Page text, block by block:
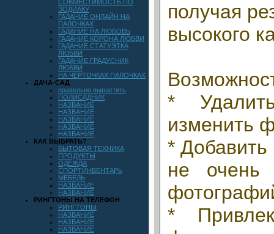
СОВМЕСТИМОСТЬ ПО
ЗОДИАКУ
ГАДАНИЕ ОНЛАЙН НА
ПАЛОЧКАХ
ГАДАНИЕ НА ЛЮБОВЬ
ГАДАНИЕ КОРОНА ЛЮБВИ
ГАДАНИЕ СТАТУЭТКА
ЛЮБВИ
ГАДАНИЕ ГРАДУСНИК
ЛЮБВИ
НА ЧЕРТОЧКАХ ПАЛОЧКАХ
ДАЧА-САД
правельно вырастить
ПОЛИСАДНИК
НАЗВАНИЕ
НАЗВАНИЕ
НАЗВАНИЕ
НАЗВАНИЕ
НАЗВАНИЕ
КАК ВЫБРАТЬ?
БЫТОВАЯ ТЕХНИКА
ПРОДУКТЫ
ОДЕЖДА
СПОРТИНВЕНТАРЬ
МЕБЕЛЬ
НАЗВАНИЕ
НАЗВАНИЕ
РИНГТОНЫ НА ТЕЛЕФОН
РИНГТОНЫ
НАЗВАНИЕ
НАЗВАНИЕ
НАЗВАНИЕ
получая
высокого
*
изменить
*
не очень
*